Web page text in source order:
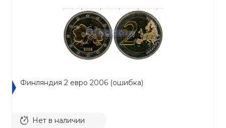
Финляндия 2 евро 2006 (ошибка)
Нет в наличии